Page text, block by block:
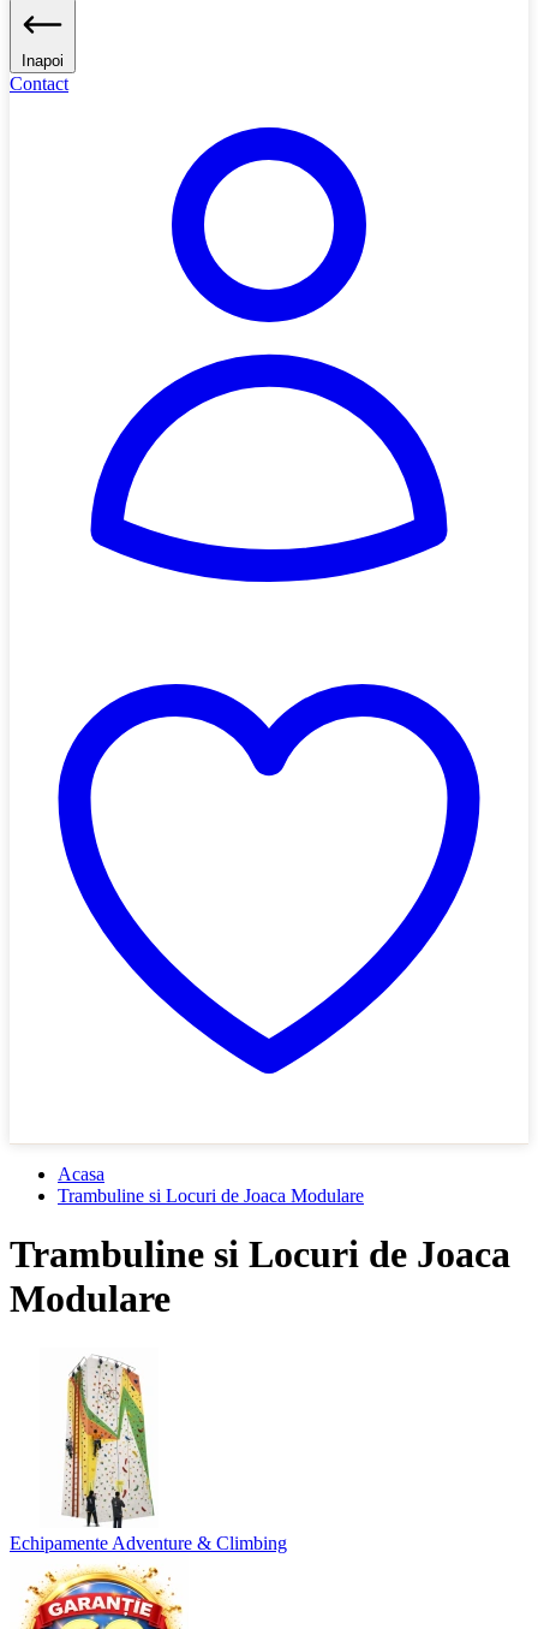
Inapoi
Contact
Acasa
Trambuline si Locuri de Joaca Modulare
Trambuline si Locuri de Joaca
Modulare
Echipamente Adventure & Climbing